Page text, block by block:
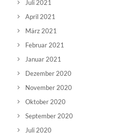
Juli 2021
April 2021
März 2021
Februar 2021
Januar 2021
Dezember 2020
November 2020
Oktober 2020
September 2020
Juli 2020